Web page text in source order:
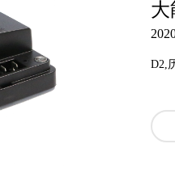
大
D2,